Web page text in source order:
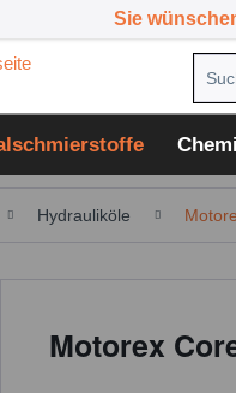
Sie
Hydrauliköle
Motorex